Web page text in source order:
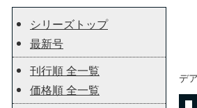
シリーズトップ
最新号
刊行順 全一覧
価格順 全一覧
デ